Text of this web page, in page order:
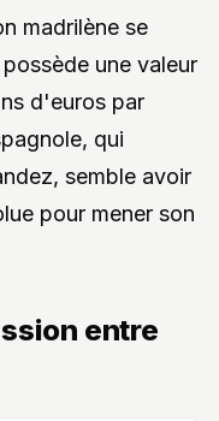
madrilène se
une valeur
d'euros par
qui
semble avoir
pour mener son
entre